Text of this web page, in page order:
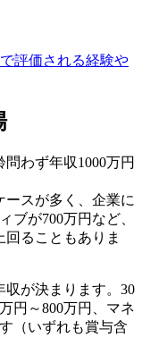
評価される経験や
わず年収1000万円
スが多く、企業に
ブが700万円など、
ることもありま
収が決まります。30
円～800万円、マネ
（いずれも賞与含